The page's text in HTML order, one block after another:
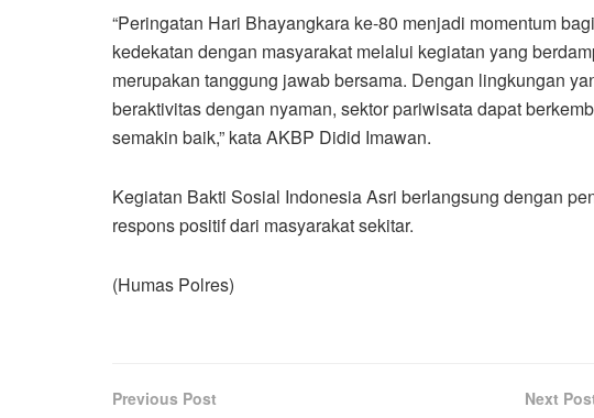
“Peringatan Hari Bhayangkara ke-80 menjadi momentum
kedekatan dengan masyarakat melalui kegiatan yang
merupakan tanggung jawab bersama. Dengan lingkungan
beraktivitas dengan nyaman, sektor pariwisata dapat
semakin baik,” kata AKBP Didid Imawan.
Kegiatan Bakti Sosial Indonesia Asri berlangsung dengan
respons positif dari masyarakat sekitar.
(Humas Polres)
Previous Post Next